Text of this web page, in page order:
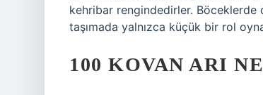
kehribar rengindedirler. Böceklerde
taşımada yalnızca küçük bir rol
100 KOVAN ARI